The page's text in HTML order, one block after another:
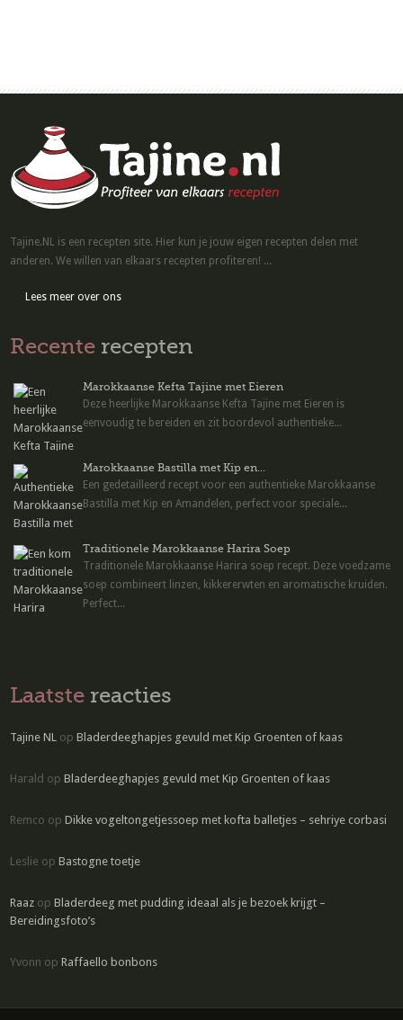
Tajine.NL is een recepten site. Hier kun je jouw eigen recepten delen met
anderen. We willen van elkaars recepten profiteren! ...
Lees meer over ons
Recente recepten
Marokkaanse Kefta Tajine met Eieren
Deze heerlijke Marokkaanse Kefta Tajine met Eieren is
eenvoudig te bereiden en zit boordevol authentieke...
Marokkaanse Bastilla met Kip en...
Een gedetailleerd recept voor een authentieke Marokkaanse
Bastilla met Kip en Amandelen, perfect voor speciale...
Traditionele Marokkaanse Harira Soep
Traditionele Marokkaanse Harira soep recept. Deze voedzame
soep combineert linzen, kikkererwten en aromatische kruiden.
Perfect...
Laatste reacties
Tajine NL opBladerdeeghapjes gevuld met Kip Groenten of kaas
Harald opBladerdeeghapjes gevuld met Kip Groenten of kaas
Remco opDikke vogeltongetjessoep met kofta balletjes – sehriye corbasi
Leslie opBastogne toetje
Raaz opBladerdeeg met pudding ideaal als je bezoek krijgt –
Bereidingsfoto’s
Yvonn opRaffaello bonbons